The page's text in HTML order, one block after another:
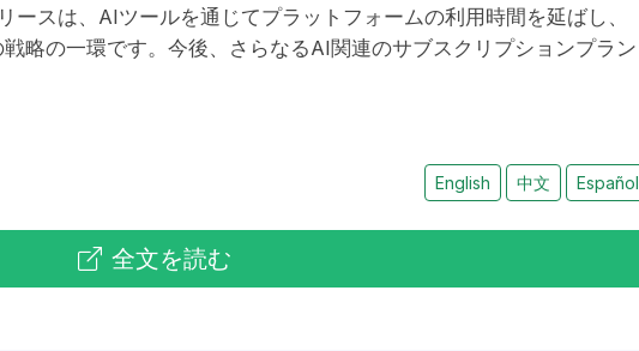
ースは、AIツールを通じてプラットフォームの利用時間を延ばし、
略の一環です。今後、さらなるAI関連のサブスクリプションプラン
English 中文 Español
全文を読む